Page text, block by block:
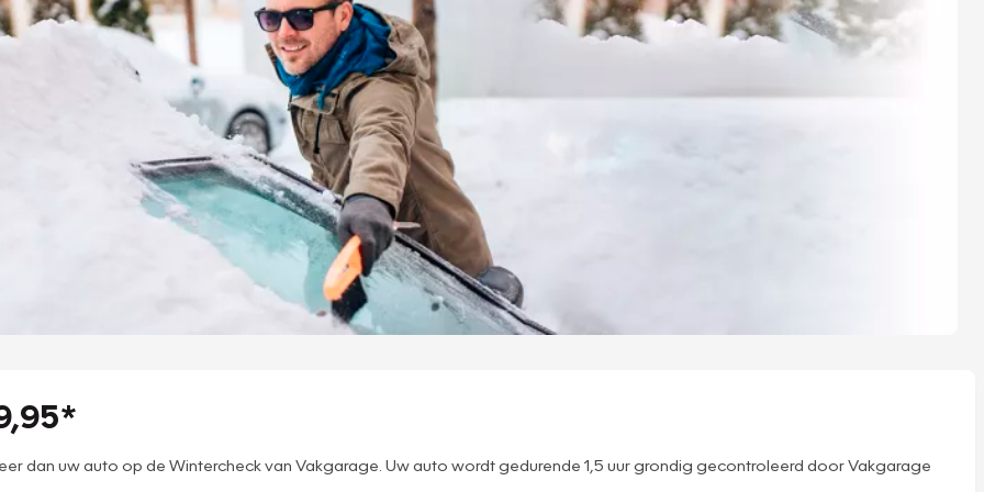
dan uw auto op de Wintercheck van Vakgarage. Uw auto wordt gedurende 1,5 uur grondig gecontroleerd door Vakgarage